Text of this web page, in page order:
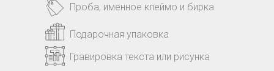
Подарочная упаковка
Гравировка текста или рисунка
Проба, именное клеймо и бирка